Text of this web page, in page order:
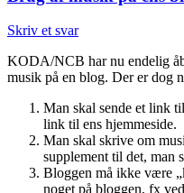
Skriv et svar
KODA/NCB har nu endelig
musik på en blog. Der er dog
Man skal sende et link til
link til ens hjemmeside.
Man skal skrive om
supplement til det, man
Bloggen må ikke være
noget på bloggen, fx